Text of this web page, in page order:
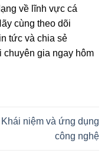
về lĩnh vực cá
cùng theo dõi
tức và chia sẻ
gia ngay hôm
niệm và ứng dụng
công nghệ